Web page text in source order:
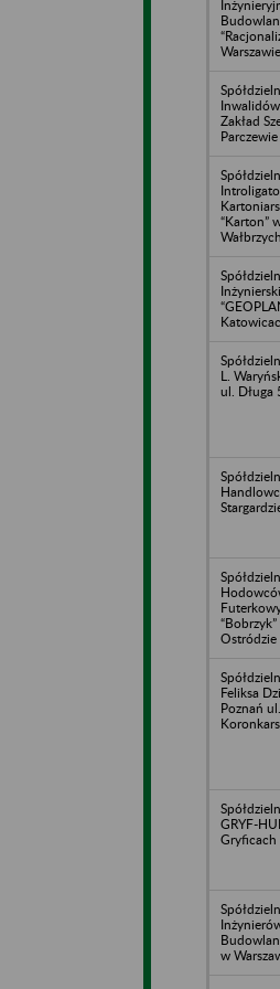
Warszawie
Zakład
Parczewie
“Karton”
L.
ul. Długa
Ostródzie
Feliksa
Poznań ul.
GRYF-
Gryficach
w